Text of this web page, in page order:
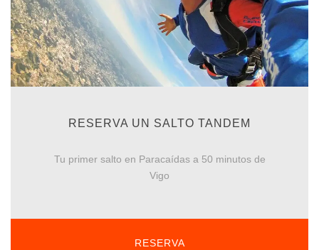
RESERVA UN SALTO TANDEM
Tu primer salto en Paracaídas a 50 minutos de
Vigo
RESERVA